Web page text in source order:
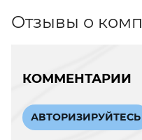
Отзывы о
КОММЕНТАРИИ
АВТОРИЗИРУЙТЕСЬ